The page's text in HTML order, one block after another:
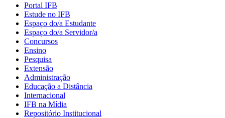
Portal IFB
Estude no IFB
Espaço do/a Estudante
Espaço do/a Servidor/a
Concursos
Ensino
Pesquisa
Extensão
Administração
Educação a Distância
Internacional
IFB na Mídia
Repositório Institucional